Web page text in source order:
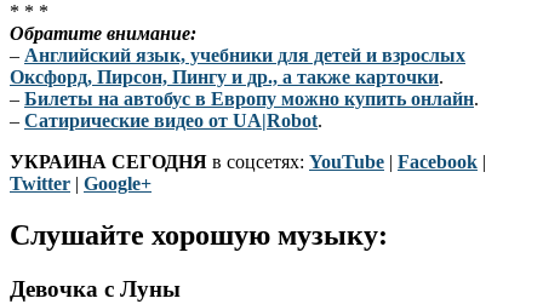
* * *
Обратите внимание:
– Английский язык, учебники для детей и взрослых
Оксфорд, Пирсон, Пингу и др., а также карточки.
– Билеты на автобус в Европу можно купить онлайн.
– Сатирические видео от UA|Robot.
УКРАИНА СЕГОДНЯ в соцсетях: YouTube | Facebook |
Twitter | Google+
Слушайте хорошую музыку:
Девочка с Луны